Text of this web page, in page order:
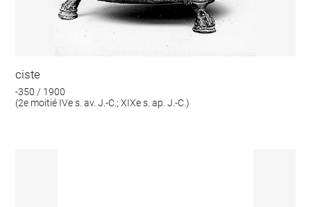
ciste
-350 / 1900
(2e moitié IVe s. av. J.-C.; XIXe s. ap. J.-C.)